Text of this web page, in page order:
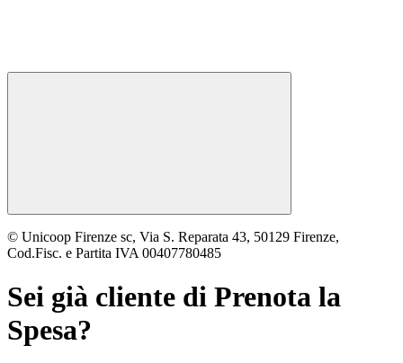
© Unicoop Firenze sc, Via S. Reparata 43, 50129 Firenze,
Cod.Fisc. e Partita IVA 00407780485
Sei già cliente di Prenota la
Spesa?